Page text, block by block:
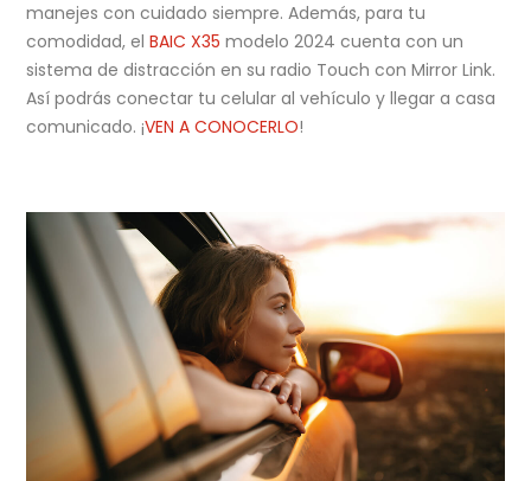
manejes con cuidado siempre. Además, para tu
comodidad, elBAIC X35 modelo 2024 cuenta con un
sistema de distracción en su radio Touch con Mirror Link.
Así podrás conectar tu celular al vehículo y llegar a casa
comunicado. ¡VEN A CONOCERLO!